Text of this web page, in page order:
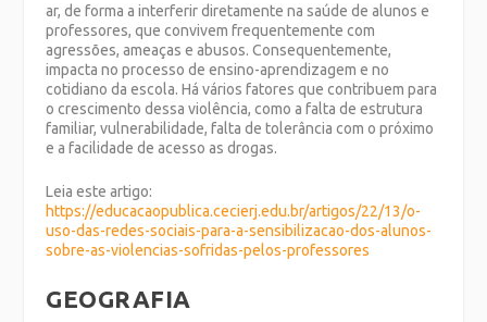
ar, de forma a interferir diretamente na saúde de alunos e
professores, que convivem frequentemente com
agressões, ameaças e abusos. Consequentemente,
impacta no processo de ensino-aprendizagem e no
cotidiano da escola. Há vários fatores que contribuem para
o crescimento dessa violência, como a falta de estrutura
familiar, vulnerabilidade, falta de tolerância com o próximo
e a facilidade de acesso as drogas.
Leia este artigo:
https://educacaopublica.cecierj.edu.br/artigos/22/13/o-
uso-das-redes-sociais-para-a-sensibilizacao-dos-alunos-
sobre-as-violencias-sofridas-pelos-professores
GEOGRAFIA